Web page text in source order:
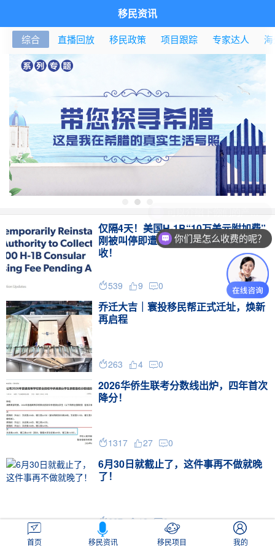
移民资讯
综合 直播回放 移民政策 项目跟踪 专家达人
仅隔4天！美国H-1B“10万美元附加费”
刚被叫停即遭上诉恢复，目前仍在征
收！
539 9 0
乔迁大吉｜寰投移民帮正式迁址，焕新
再启程
263 4 0
2026华侨生联考分数线出炉，四年首次
降分！
1317 27 0
6月30日就截止了，这件事再不做就晚
了！
667 12 0
美国留学生要遭罪了！
首页 移民资讯 移民项目 我的
你们是怎么收费的呢？